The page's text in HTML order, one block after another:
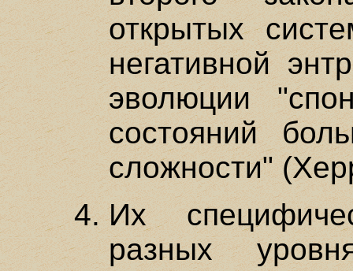
открытых
негативной
эволюции
состояний
сложности"
Их
разных